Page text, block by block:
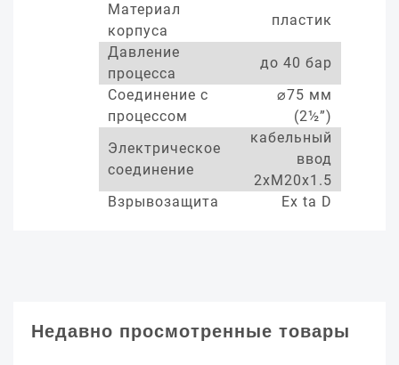
Материал
корпуса
пластик
Давление
процесса
до 40 бар
Соединение с
процессом
⌀75 мм
(2½”)
Электрическое
соединение
кабельный
ввод
2xM20x1.5
Взрывозащита
Ex ta D
Недавно просмотренные товары